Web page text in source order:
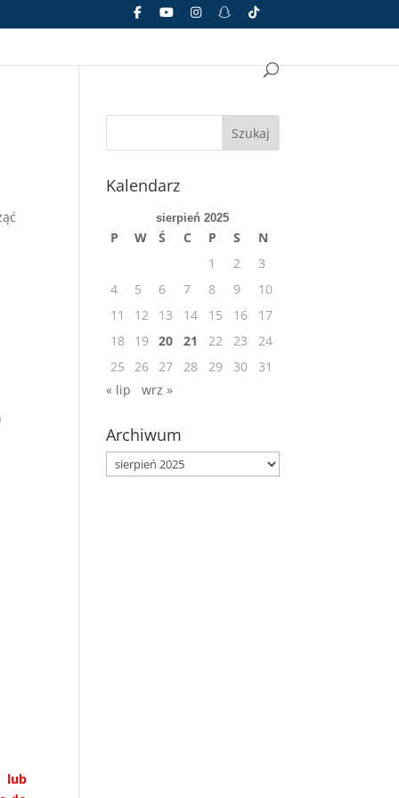
lub
Kalendarz
sierpień 2025
P W Ś C P S
N
1
2
3
4
5 6 7 8 9
10
11
12 13 14 15 16
17
18
19 20 21 22 23
24
25
26 27 28 29 30
31
« lip
wrz »
Archiwum
Archiwum